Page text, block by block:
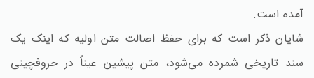
آمده است‌.
شایان ذکر است که برای حفظ اصالت متن اولیه که اینک یک
سند تاریخی شمرده می‌شود، متن پیشین عیناً در حروفچینی